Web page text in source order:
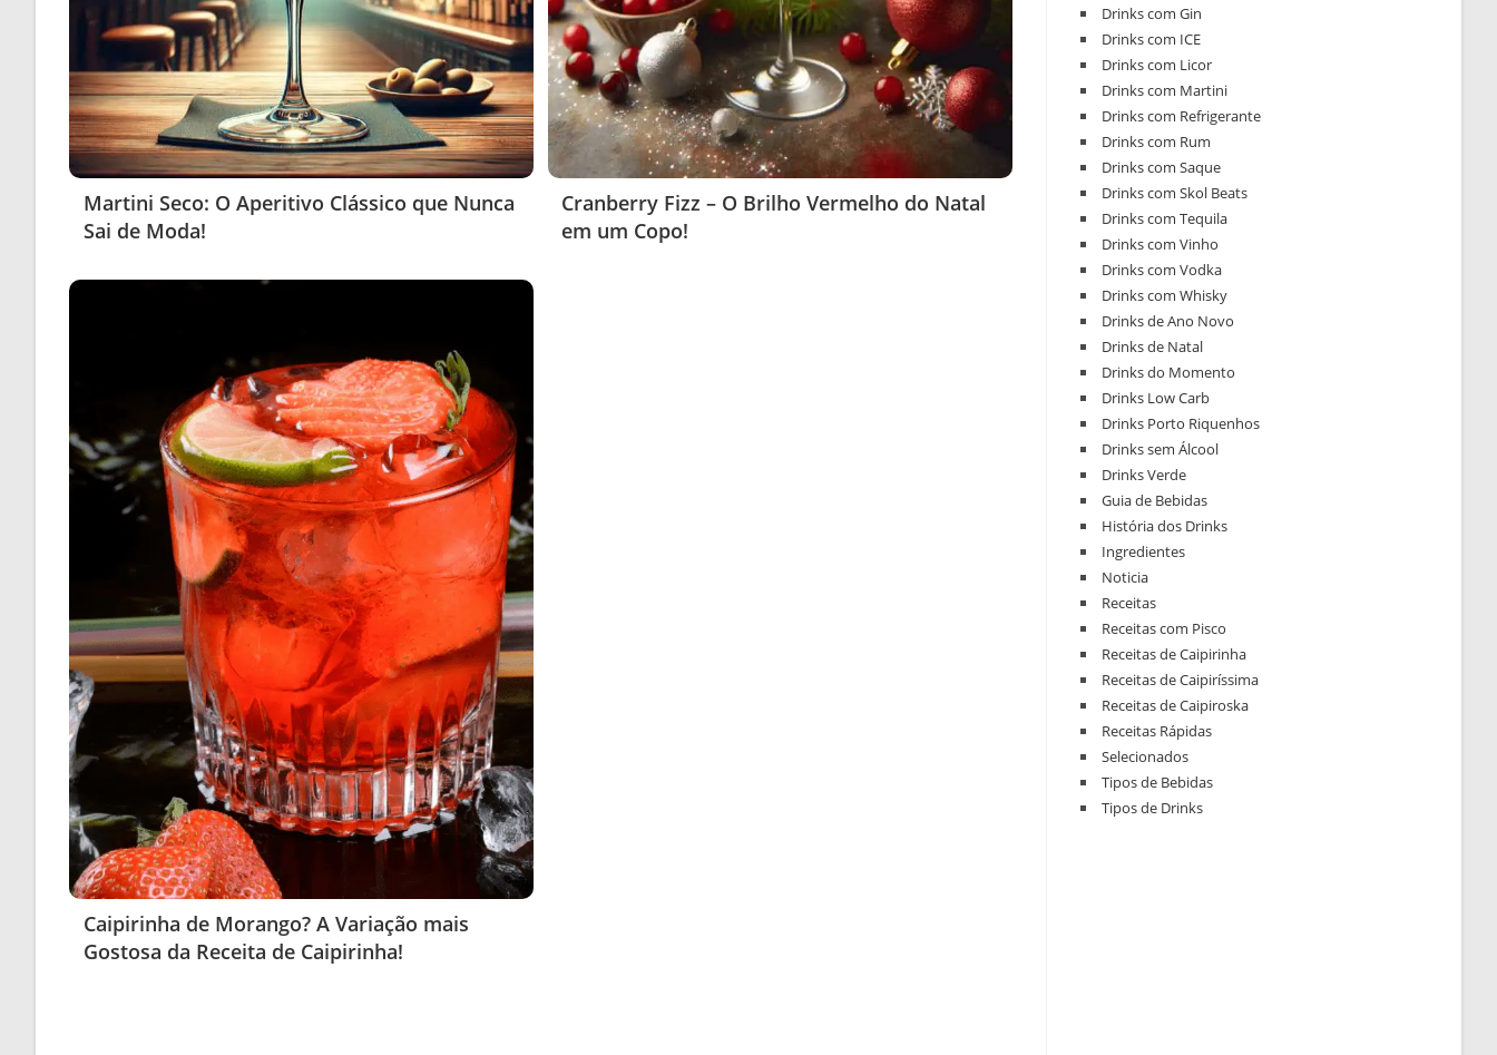
Martini Seco: O Aperitivo Clássico que Nunca
Sai de Moda!
Cranberry Fizz – O Brilho Vermelho do Natal
em um Copo!
Caipirinha de Morango? A Variação mais
Gostosa da Receita de Caipirinha!
Drinks com Gin
Drinks com ICE
Drinks com Licor
Drinks com Martini
Drinks com Refrigerante
Drinks com Rum
Drinks com Saque
Drinks com Skol Beats
Drinks com Tequila
Drinks com Vinho
Drinks com Vodka
Drinks com Whisky
Drinks de Ano Novo
Drinks de Natal
Drinks do Momento
Drinks Low Carb
Drinks Porto Riquenhos
Drinks sem Álcool
Drinks Verde
Guia de Bebidas
História dos Drinks
Ingredientes
Noticia
Receitas
Receitas com Pisco
Receitas de Caipirinha
Receitas de Caipiríssima
Receitas de Caipiroska
Receitas Rápidas
Selecionados
Tipos de Bebidas
Tipos de Drinks